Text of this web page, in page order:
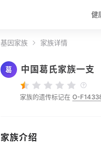
健
基因家族 家族详情
葛 中国葛氏家族一支
家族的遗传标记在 O-
家族介绍